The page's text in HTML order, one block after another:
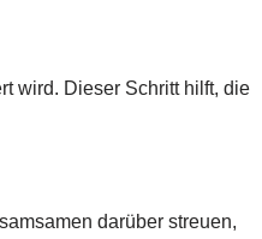
wird. Dieser Schritt hilft, die
darüber streuen,